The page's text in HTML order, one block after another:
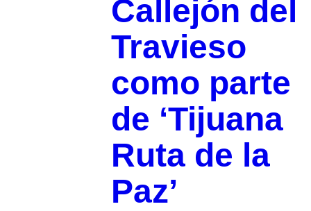
Callejón del
Travieso
como parte
de ‘Tijuana
Ruta de la
Paz’